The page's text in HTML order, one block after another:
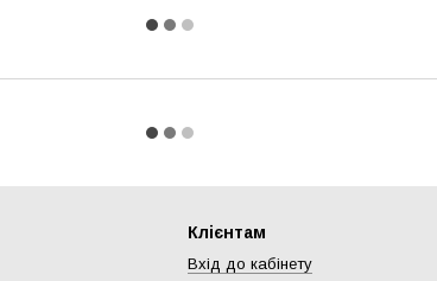
Клієнтам
Вхід до кабінету